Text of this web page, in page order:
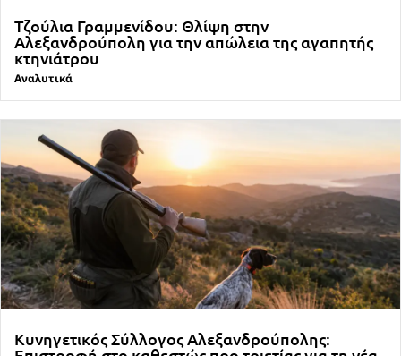
Τζούλια Γραμμενίδου: Θλίψη στην
Αλεξανδρούπολη για την απώλεια της αγαπητής
κτηνιάτρου
Αναλυτικά
Κυνηγετικός Σύλλογος Αλεξανδρούπολης: